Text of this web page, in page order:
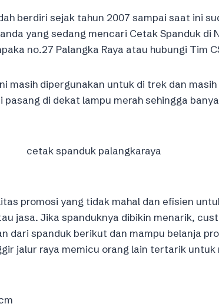
berdiri sejak tahun 2007 sampai saat ini
yang sedang mencari Cetak Spanduk di
no.27 Palangka Raya atau hubungi Tim
masih dipergunakan untuk di trek dan
di dekat lampu merah sehingga
promosi yang tidak mahal dan efisien
jasa. Jika spanduknya dibikin menarik,
dari spanduk berikut dan mampu belanja
jalur raya memicu orang lain tertarik untuk